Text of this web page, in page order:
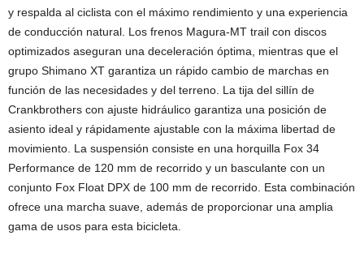
y respalda al ciclista con el máximo rendimiento y una experiencia
de conducción natural. Los frenos Magura-MT trail con discos
optimizados aseguran una deceleración óptima, mientras que el
grupo Shimano XT garantiza un rápido cambio de marchas en
función de las necesidades y del terreno. La tija del sillín de
Crankbrothers con ajuste hidráulico garantiza una posición de
asiento ideal y rápidamente ajustable con la máxima libertad de
movimiento. La suspensión consiste en una horquilla Fox 34
Performance de 120 mm de recorrido y un basculante con un
conjunto Fox Float DPX de 100 mm de recorrido. Esta combinación
ofrece una marcha suave, además de proporcionar una amplia
gama de usos para esta bicicleta.